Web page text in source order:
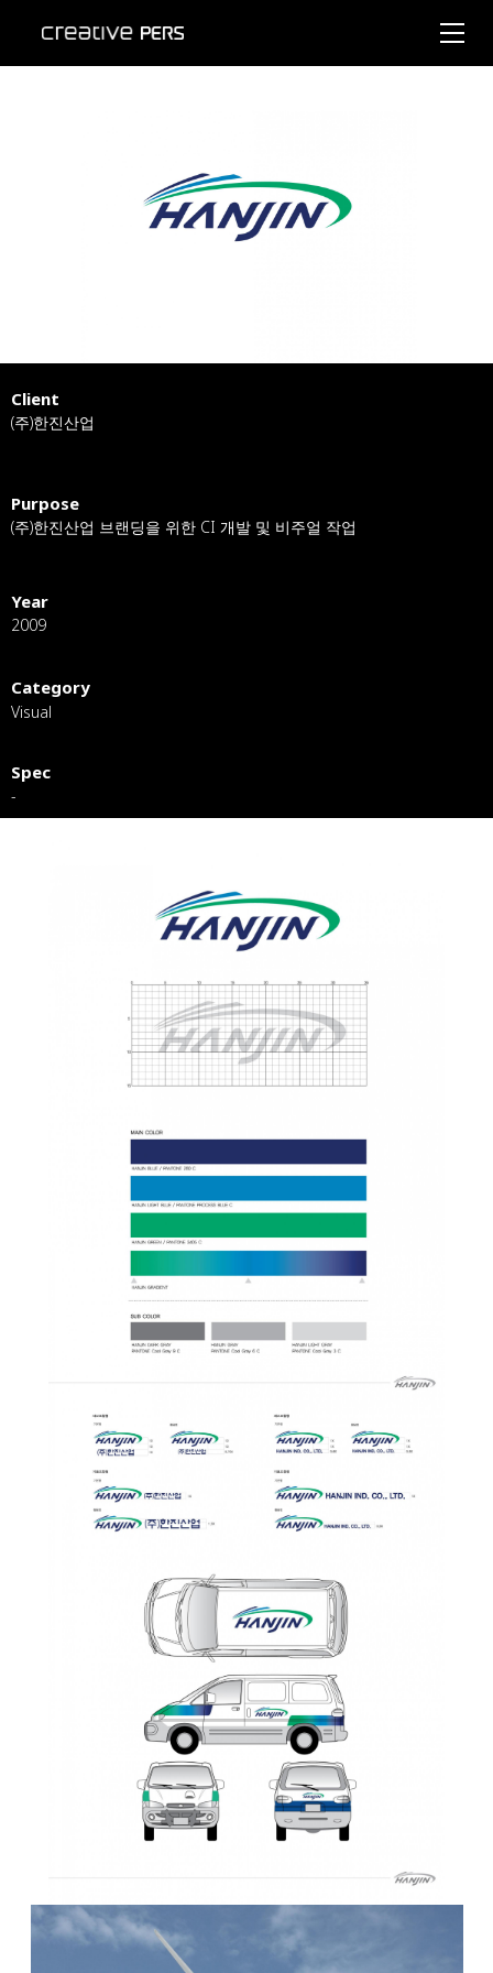
Client
(주)한진산업
Purpose
(주)한진산업 브랜딩을 위한 CI 개발 및 비주얼 작업
Year
2009
Category
Visual
Spec
-